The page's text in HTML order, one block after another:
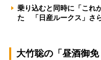
乗り込むと同時に「これ
た 「日産ルークス」さ
大竹聡の「昼酒御免